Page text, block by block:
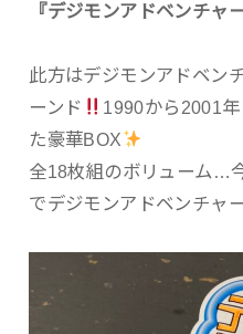
『デジモンアドベンチャ
此方はデジモンアドベン
ーンド
1990から2001
た豪華BOX
全18枚組のボリューム…
でデジモンアドベンチャ